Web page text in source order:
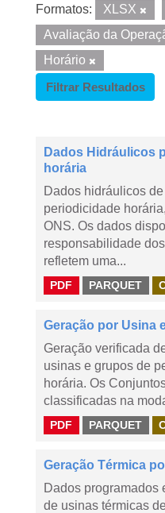
Formatos: XLSX
Avaliação da
Horário
Filtrar Resultados
Dados Hidráulicos
horária
Dados hidráulicos
periodicidade
ONS. Os dados
responsabilidade
refletem uma...
PDF PARQUET
Geração por Usina
Geração verificada
usinas e grupos de
horária. Os
classificadas na
PDF PARQUET
Geração Térmica
Dados programados
de usinas térmicas